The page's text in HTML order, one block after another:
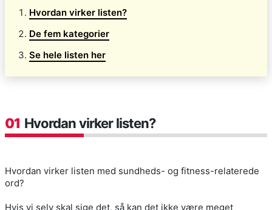
Hvordan virker listen?
De fem kategorier
Se hele listen her
01 Hvordan virker listen?
Hvordan virker listen med sundheds- og fitness-relaterede
ord?
Hvis vi selv skal sige det, så kan det ikke være meget